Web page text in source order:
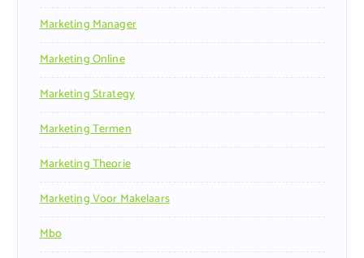
Marketing Manager
Marketing Online
Marketing Strategy
Marketing Termen
Marketing Theorie
Marketing Voor Makelaars
Mbo